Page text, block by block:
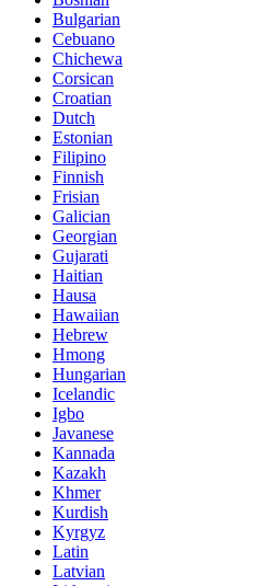
Bulgarian
Cebuano
Chichewa
Corsican
Croatian
Dutch
Estonian
Filipino
Finnish
Frisian
Galician
Georgian
Gujarati
Haitian
Hausa
Hawaiian
Hebrew
Hmong
Hungarian
Icelandic
Igbo
Javanese
Kannada
Kazakh
Khmer
Kurdish
Kyrgyz
Latin
Latvian